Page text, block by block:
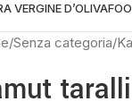
VERGINE D’OLIVA
Senza categoria